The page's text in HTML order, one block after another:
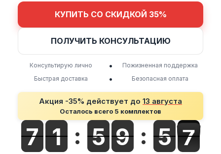
КУПИТЬ СО СКИДКОЙ 35%
ПОЛУЧИТЬ КОНСУЛЬТАЦИЮ
Консультирую лично •
Пожизненная поддержка
Быстрая доставка
• Безопасная оплата
Акция -35% действует до 13 августа
Осталось всего 5 комплектов